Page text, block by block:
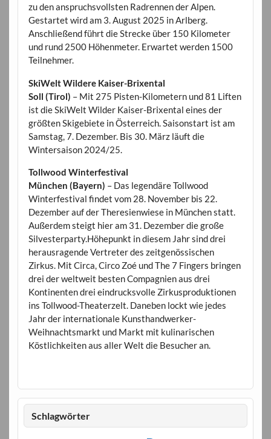
zu den anspruchsvollsten Radrennen der Alpen.
Gestartet wird am 3. August 2025 in Arlberg.
Anschließend führt die Strecke über 150 Kilometer
und rund 2500 Höhenmeter. Erwartet werden 1500
Teilnehmer.
SkiWelt Wildere Kaiser-Brixental
Soll (Tirol) – Mit 275 Pisten-Kilometern und 81 Liften
ist die SkiWelt Wilder Kaiser-Brixental eines der
größten Skigebiete in Österreich. Saisonstart ist am
Samstag, 7. Dezember. Bis 30. März läuft die
Wintersaison 2024/25.
Tollwood Winterfestival
München (Bayern) – Das legendäre Tollwood
Winterfestival findet vom 28. November bis 22.
Dezember auf der Theresienwiese in München statt.
Außerdem steigt hier am 31. Dezember die große
Silvesterparty.Höhepunkt in diesem Jahr sind drei
herausragende Vertreter des zeitgenössischen
Zirkus. Mit Circa, Circo Zoé und The 7 Fingers bringen
drei der weltweit besten Compagnien aus drei
Kontinenten drei eindrucksvolle Zirkusproduktionen
ins Tollwood-Theaterzelt. Daneben lockt wie jedes
Jahr der internationale Kunsthandwerker-
Weihnachtsmarkt und Markt mit kulinarischen
Köstlichkeiten aus aller Welt die Besucher an.
Schlagwörter